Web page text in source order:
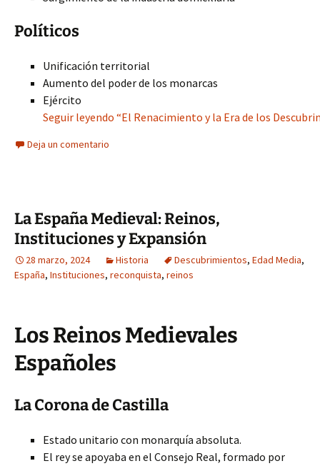
Políticos
Unificación territorial
Aumento del poder de los monarcas
Ejército
Seguir leyendo “El Renacimiento y la Era de los
Deja un comentario
La España Medieval: Reinos,
Instituciones y Expansión
28 marzo, 2024 Historia Descubrimientos, Edad Media,
España, Instituciones, reconquista, reinos
Los Reinos Medievales
Españoles
La Corona de Castilla
Estado unitario con monarquía absoluta.
El rey se apoyaba en el Consejo Real, formado por